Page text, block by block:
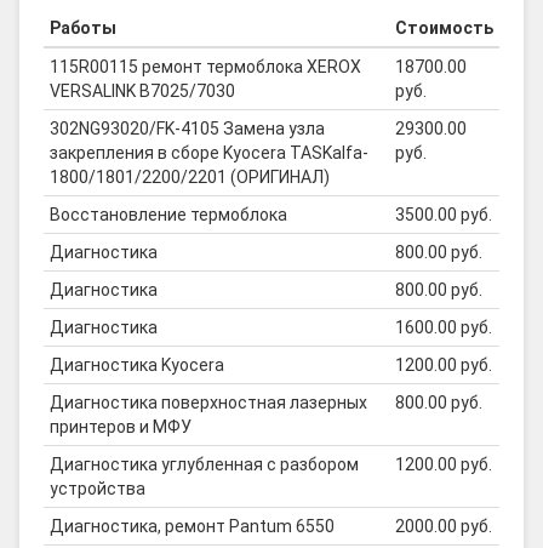
Работы
Стоимость
115R00115 ремонт термоблока XEROX
VERSALINK B7025/7030
18700.00
руб.
302NG93020/FK-4105 Замена узла
закрепления в сборе Kyocera TASKalfa-
1800/1801/2200/2201 (ОРИГИНАЛ)
29300.00
руб.
Восстановление термоблока
3500.00 руб.
Диагностика
800.00 руб.
Диагностика
800.00 руб.
Диагностика
1600.00 руб.
Диагностика Kyocera
1200.00 руб.
Диагностика поверхностная лазерных
принтеров и МФУ
800.00 руб.
Диагностика углубленная с разбором
устройства
1200.00 руб.
Диагностика, ремонт Pantum 6550
2000.00 руб.